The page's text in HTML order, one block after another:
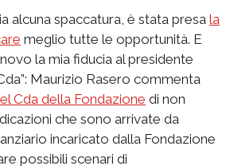
alcuna spaccatura, è stata presa la
meglio tutte le opportunità. E
la mia fiducia al presidente
Maurizio Rasero commenta
Cda della Fondazione di non
che sono arrivate da
incaricato dalla Fondazione
possibili scenari di